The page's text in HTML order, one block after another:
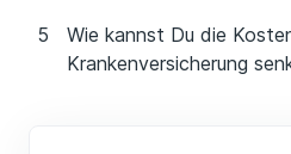
Wie kannst Du die
Krankenversicherung